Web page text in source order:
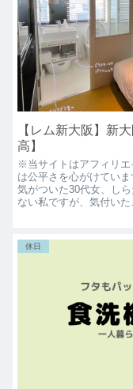
【レム新大阪】新
高】
※当サイトはアフィリエ
は公平さを心がけてい
気がついた30代女、し
ない私ですが、気付い
休日